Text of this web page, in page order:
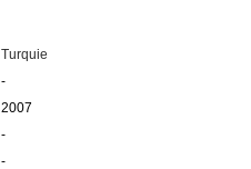
Turquie
-
2007
-
-